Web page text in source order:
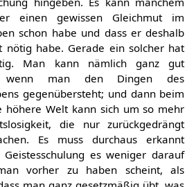
einen gewissen Gleichmut im
schon habe und dass er deshalb
nötig habe. Gerade ein solcher hat
Man kann nämlich ganz gut
wenn man den Dingen des
gegenübersteht; und dann beim
höhere Welt kann sich um so mehr
die nur zurückgedrängt
Es muss durchaus erkannt
es weniger darauf
vorher zu haben scheint, als